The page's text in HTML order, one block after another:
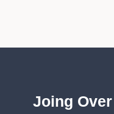
Joing Over